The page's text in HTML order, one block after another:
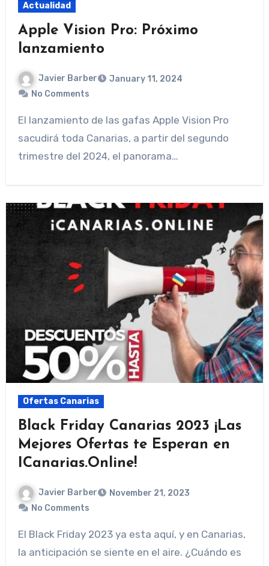
Actualidad
Apple Vision Pro: Próximo
lanzamiento
Javier Barber
January 11, 2024
No Comments
El lanzamiento de las gafas Apple Vision Pro
sacudirá toda Canarias, a partir del segundo
trimestre del 2024, el panorama…
Ofertas Canarias
Black Friday Canarias 2023 ¡Las
Mejores Ofertas te Esperan en
ICanarias.Online!
Javier Barber
November 21, 2023
No Comments
El Black Friday 2023 ya esta aquí, y en Canarias,
la anticipación se siente en el aire. ¿Cuándo es